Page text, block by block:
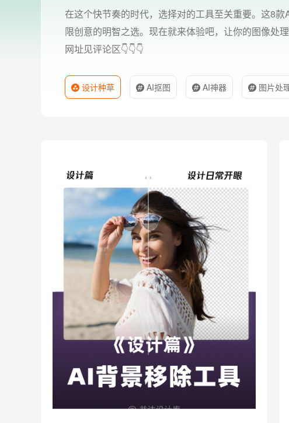
在这个快节奏的时代，选择对的工具至关重要。这8
限创意的明智之选。现在就来体验吧，让你的图像处
网址见评论区👇👇👇
设计种草 AI抠图 AI神器 图片处